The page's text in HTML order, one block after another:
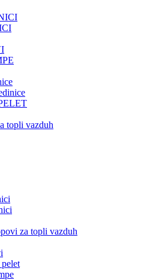
topli vazduh
za topli vazduh